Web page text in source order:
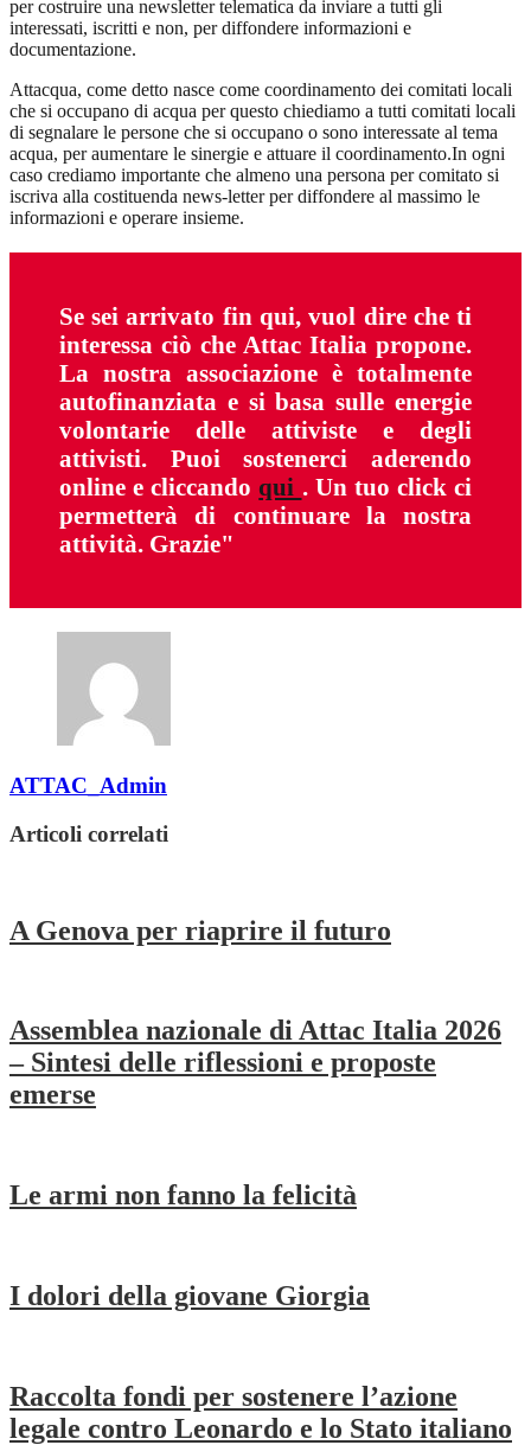
per costruire una newsletter telematica da inviare a tutti gli
interessati, iscritti e non, per diffondere informazioni e
documentazione.
Attacqua, come detto nasce come coordinamento dei comitati locali
che si occupano di acqua per questo chiediamo a tutti comitati locali
di segnalare le persone che si occupano o sono interessate al tema
acqua, per aumentare le sinergie e attuare il coordinamento.In ogni
caso crediamo importante che almeno una persona per comitato si
iscriva alla costituenda news-letter per diffondere al massimo le
informazioni e operare insieme.
Se sei arrivato fin qui, vuol dire che ti
interessa ciò che Attac Italia propone.
La nostra associazione è totalmente
autofinanziata e si basa sulle energie
volontarie delle attiviste e degli
attivisti. Puoi sostenerci aderendo
online e cliccandoqui . Un tuo click ci
permetterà di continuare la nostra
attività. Grazie"
ATTAC_Admin
Articoli correlati
A Genova per riaprire il futuro
Assemblea nazionale di Attac Italia 2026
– Sintesi delle riflessioni e proposte
emerse
Le armi non fanno la felicità
I dolori della giovane Giorgia
Raccolta fondi per sostenere l’azione
legale contro Leonardo e lo Stato italiano